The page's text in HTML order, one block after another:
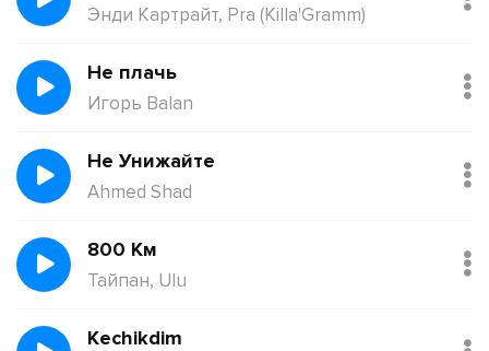
Энди Картрайт, Pra (Killa'Gramm)
Не плачь
Игорь Balan
Не Унижайте
Ahmed Shad
800 Км
Тайпан, Ulu
Kechikdim